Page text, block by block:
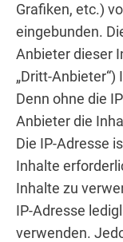
Grafiken, etc.)
eingebunden.
Anbieter dieser
„Dritt-
Denn ohne die
Anbieter die
Die IP-Adresse
Inhalte
Inhalte zu
IP-Adresse
verwenden.